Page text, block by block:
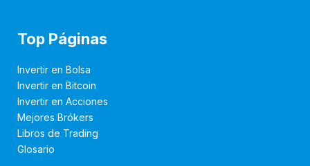
Top Páginas
Invertir en Bolsa
Invertir en Bitcoin
Invertir en Acciones
Mejores Brókers
Libros de Trading
Glosario